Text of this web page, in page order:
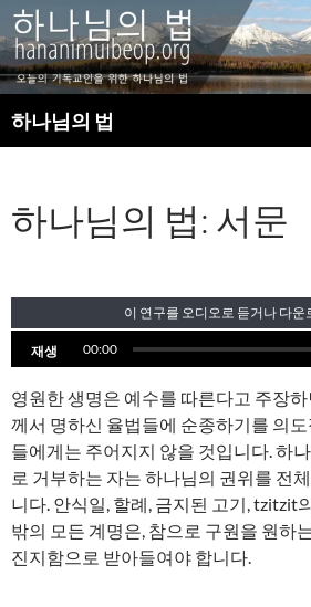
하나님의 법
색
로
건
기
하나님의 법: 서문
이 연구를 오디오로 듣거나 다운
재생 00:00
영원한 생명은 예수를 따른다고 주장
께서 명하신 율법들에 순종하기를 의
들에게는 주어지지 않을 것입니다. 하
로 거부하는 자는 하나님의 권위를 전
니다. 안식일, 할례, 금지된 고기, tzitzit
밖의 모든 계명은, 참으로 구원을 원하
진지함으로 받아들여야 합니다.